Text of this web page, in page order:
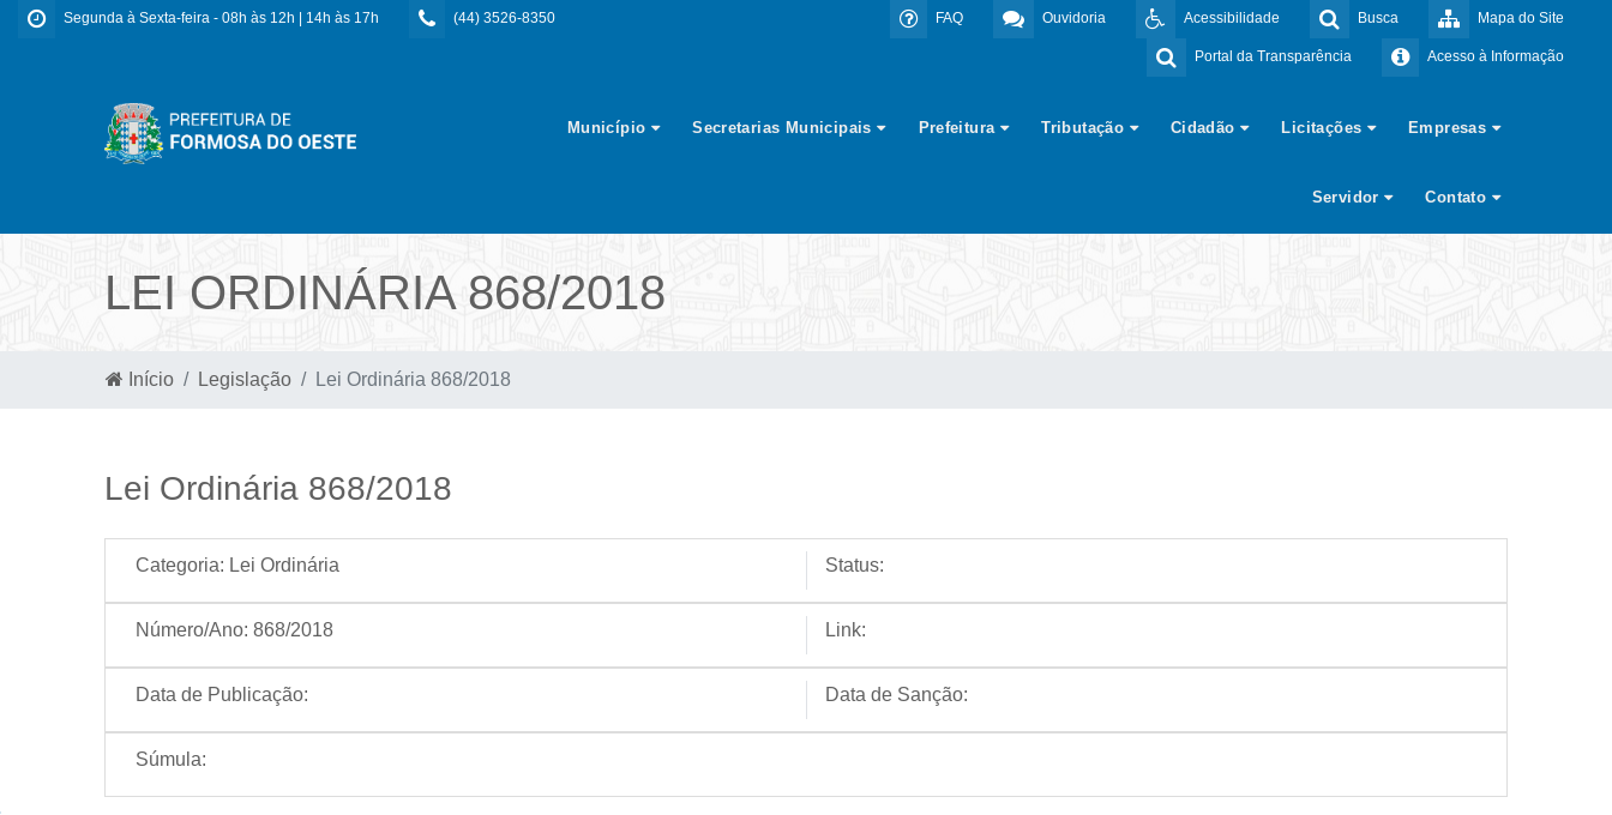
Segunda à Sexta-feira - 08h às 12h | 14h às 17h (44) 3526-8350 Mapa do Site
Busca
Acessibilidade
Ouvidoria
FAQ
Acesso à Informação
Portal da Transparência
Município Secretarias Municipais Prefeitura Tributação Cidadão Licitações Empresas
Servidor Contato
LEI ORDINÁRIA 868/2018
Início Legislação Lei Ordinária 868/2018
Lei Ordinária 868/2018
Categoria: Lei Ordinária Status:
Número/Ano: 868/2018 Link:
Data de Publicação: Data de Sanção:
Súmula: